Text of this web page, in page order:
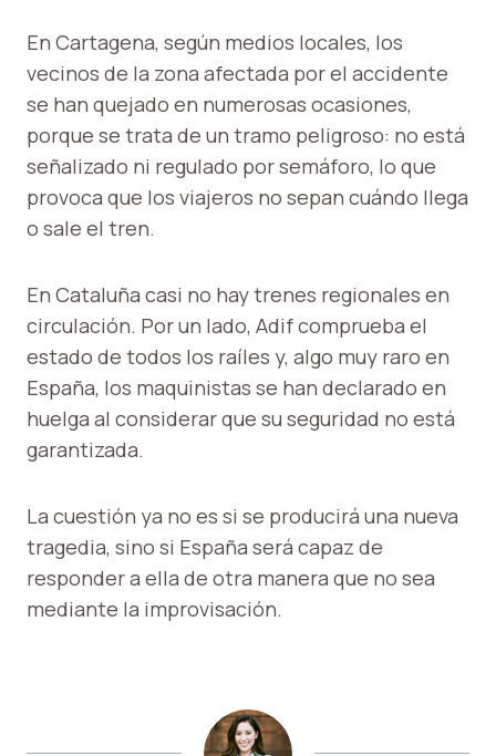
En Cartagena, según medios locales, los
vecinos de la zona afectada por el accidente
se han quejado en numerosas ocasiones,
porque se trata de un tramo peligroso: no está
señalizado ni regulado por semáforo, lo que
provoca que los viajeros no sepan cuándo llega
o sale el tren.
En Cataluña casi no hay trenes regionales en
circulación. Por un lado, Adif comprueba el
estado de todos los raíles y, algo muy raro en
España, los maquinistas se han declarado en
huelga al considerar que su seguridad no está
garantizada.
La cuestión ya no es si se producirá una nueva
tragedia, sino si España será capaz de
responder a ella de otra manera que no sea
mediante la improvisación.